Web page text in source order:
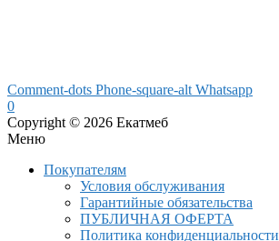
Comment-dots Phone-square-alt Whatsapp
0
Copyright © 2026 Екатмеб
Меню
Покупателям
Условия обслуживания
Гарантийные обязательства
ПУБЛИЧНАЯ ОФЕРТА
Политика конфиденциальности